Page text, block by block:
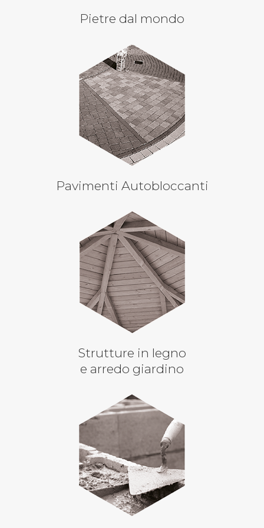
Pietre dal mondo
Pavimenti Autobloccanti
Strutture in legno
e arredo giardino